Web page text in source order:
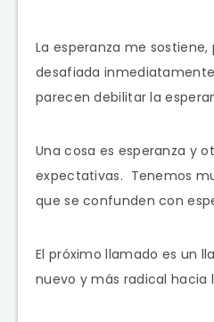
La esperanza me sostiene,
desafiada
parecen debilitar la
Una cosa es esperanza y
expectativas. Tenemos
que se confunden con
El próximo llamado es un
nuevo y más radical hacia